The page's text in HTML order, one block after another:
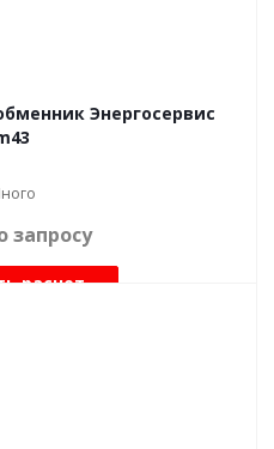
Энергосервис
запросу
расчет